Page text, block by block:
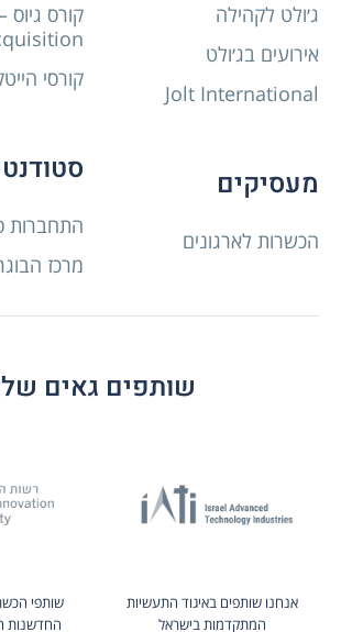
ג׳ולט לקהילה
אירועים בג׳ולט
Jolt International
מעסיקים
הכשרות לארגונים
קורסי
התחברות
מרכז
שותפים גאים
אנחנו שותפים באיגוד התעשיות
המתקדמות בישראל
שותפי
החדשנות